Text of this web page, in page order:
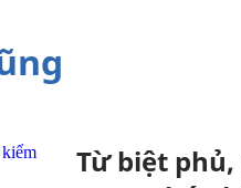
Từ biệt